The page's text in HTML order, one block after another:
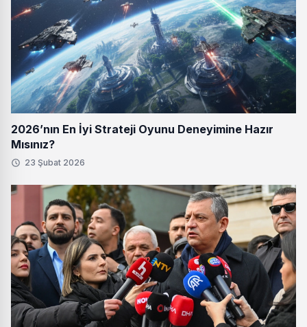
2026’nın En İyi Strateji Oyunu Deneyimine Hazır
Mısınız?
23 Şubat 2026